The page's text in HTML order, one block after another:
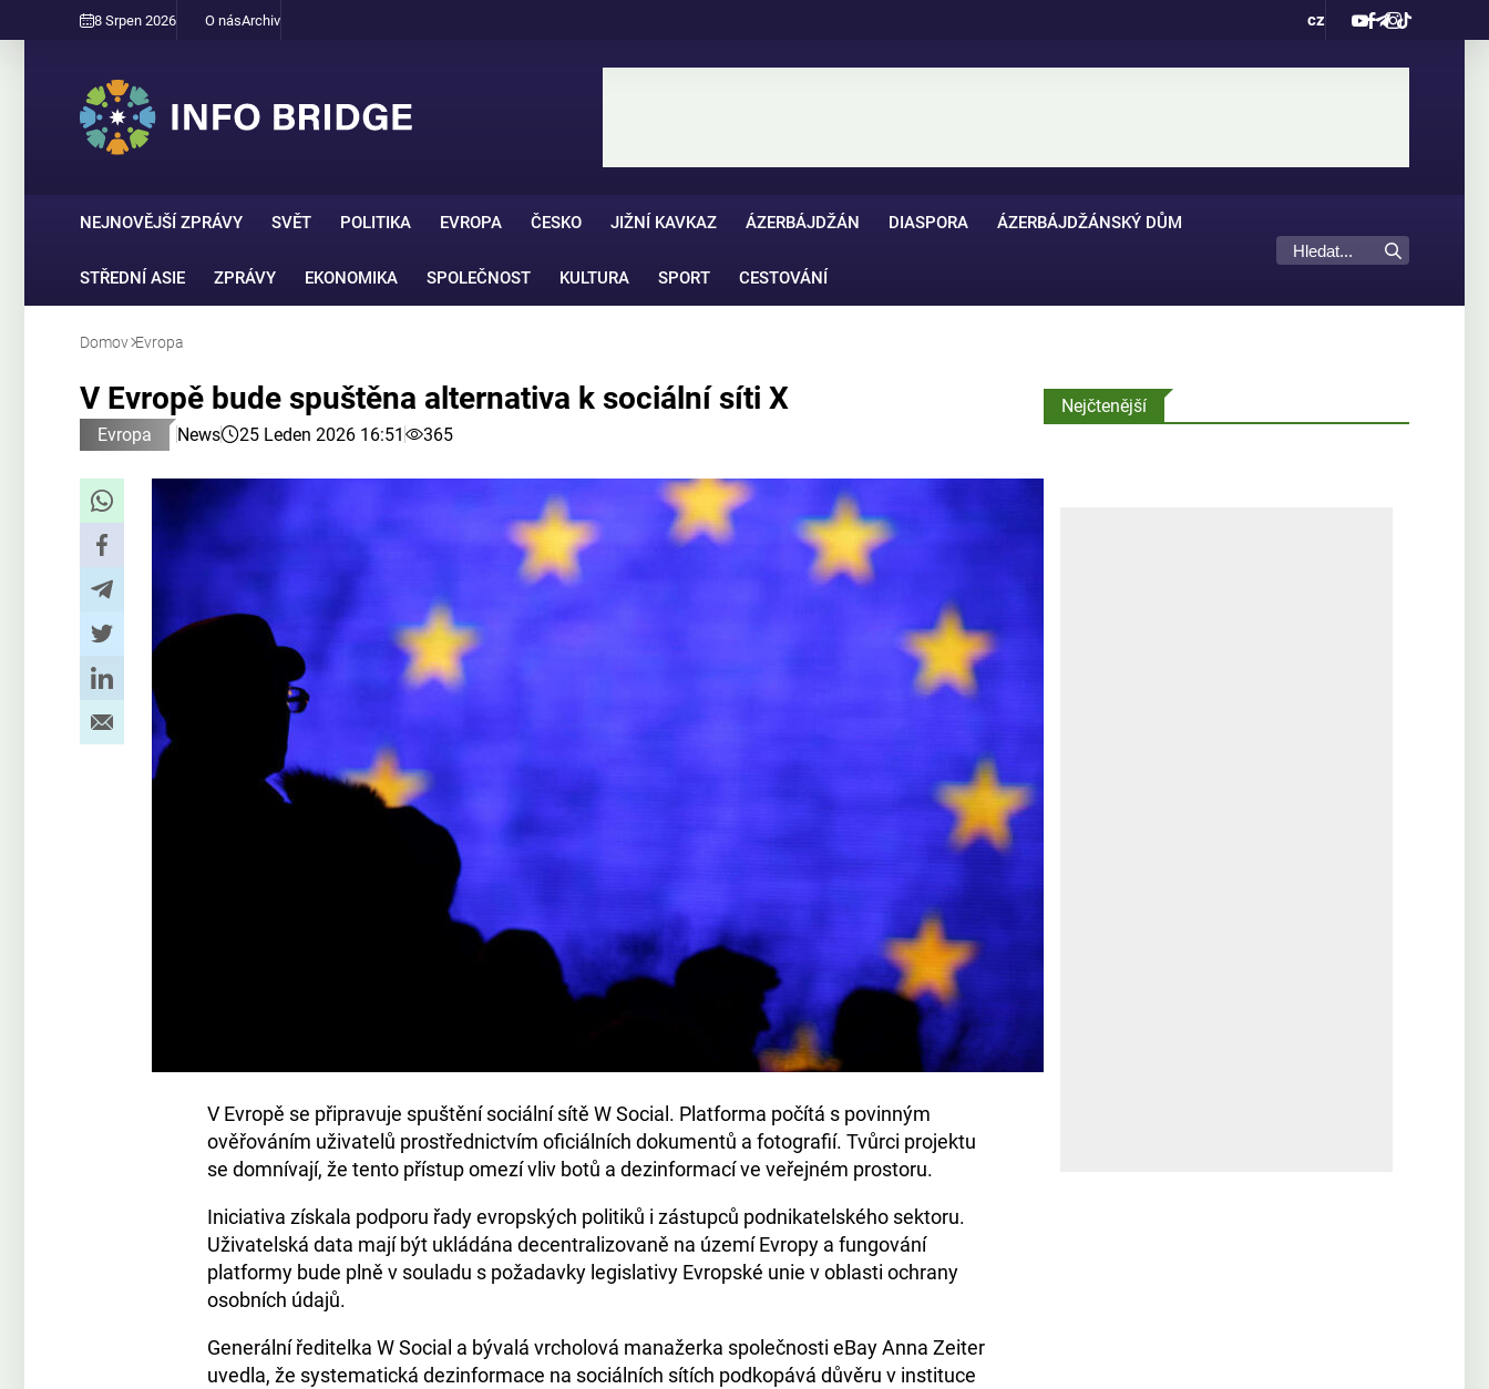
8 Srpen 2026 O násArchiv cz
NEJNOVĚJŠÍ ZPRÁVY SVĚT POLITIKA EVROPA ČESKO JIŽNÍ KAVKAZ ÁZERBÁJDŽÁN DIASPORA ÁZERBÁJDŽÁNSKÝ DŮM
STŘEDNÍ ASIE ZPRÁVY EKONOMIKA SPOLEČNOST KULTURA SPORT CESTOVÁNÍ
Domov Evropa
V Evropě bude spuštěna alternativa k sociální síti X
Evropa News 25 Leden 2026 16:51 365
V Evropě se připravuje spuštění sociální sítě W Social. Platforma počítá s povinným
ověřováním uživatelů prostřednictvím oficiálních dokumentů a fotografií. Tvůrci projektu
se domnívají, že tento přístup omezí vliv botů a dezinformací ve veřejném prostoru.
Iniciativa získala podporu řady evropských politiků i zástupců podnikatelského sektoru.
Uživatelská data mají být ukládána decentralizovaně na území Evropy a fungování
platformy bude plně v souladu s požadavky legislativy Evropské unie v oblasti ochrany
osobních údajů.
Generální ředitelka W Social a bývalá vrcholová manažerka společnosti eBay Anna Zeiter
uvedla, že systematická dezinformace na sociálních sítích podkopává důvěru v instituce
Nejčtenější